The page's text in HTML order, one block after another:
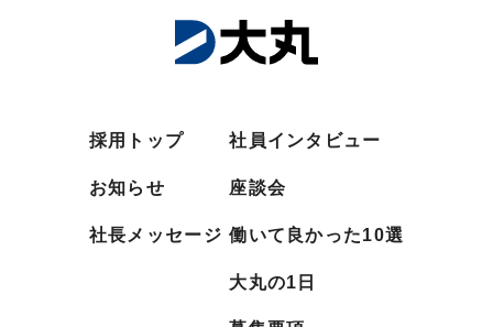
採用トップ
お知らせ
社長メッセージ
社員インタビュー
座談会
働いて良かった10選
大丸の1日